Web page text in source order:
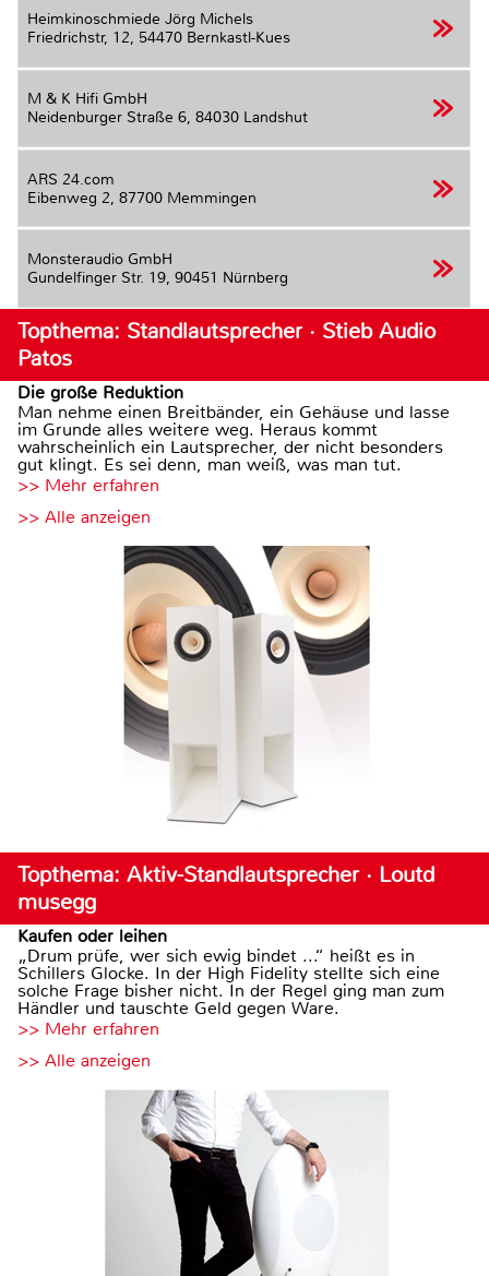
Heimkinoschmiede Jörg Michels
Friedrichstr, 12, 54470 Bernkastl-Kues
M & K Hifi GmbH
Neidenburger Straße 6, 84030 Landshut
ARS 24.com
Eibenweg 2, 87700 Memmingen
Monsteraudio GmbH
Gundelfinger Str. 19, 90451 Nürnberg
Topthema: Standlautsprecher · Stieb Audio
Patos
Die große Reduktion
Man nehme einen Breitbänder, ein Gehäuse und lasse
im Grunde alles weitere weg. Heraus kommt
wahrscheinlich ein Lautsprecher, der nicht besonders
gut klingt. Es sei denn, man weiß, was man tut.
>> Mehr erfahren
>> Alle anzeigen
Topthema: Aktiv-Standlautsprecher · Loutd
musegg
Kaufen oder leihen
„Drum prüfe, wer sich ewig bindet ...“ heißt es in
Schillers Glocke. In der High Fidelity stellte sich eine
solche Frage bisher nicht. In der Regel ging man zum
Händler und tauschte Geld gegen Ware.
>> Mehr erfahren
>> Alle anzeigen